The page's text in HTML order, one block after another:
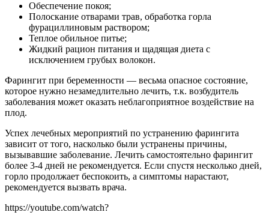
Обеспечение покоя;
Полоскание отварами трав, обработка горла
фурациллиновым раствором;
Теплое обильное питье;
Жидкий рацион питания и щадящая диета с
исключением грубых волокон.
Фарингит при беременности — весьма опасное состояние,
которое нужно незамедлительно лечить, т.к. возбудитель
заболевания может оказать неблагоприятное воздействие на
плод.
Успех лечебных мероприятий по устранению фарингита
зависит от того, насколько были устранены причины,
вызывавшие заболевание. Лечить самостоятельно фарингит
более 3-4 дней не рекомендуется. Если спустя несколько дней,
горло продолжает беспокоить, а симптомы нарастают,
рекомендуется вызвать врача.
https://youtube.com/watch?